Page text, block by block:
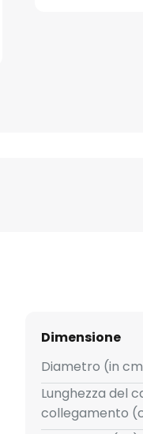
Dimensione
Diametro (in
Lunghezza del
collegamento